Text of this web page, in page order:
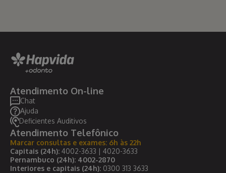
Atendimento On-line
Chat
Ajuda
Deficientes Auditivos
Atendimento Telefônico
Marcar consultas e exames: 6h às 22h
Capitais (24h): 4002-3633 | 4020-3633
Pernambuco (24h): 4002-2870
Interiores e capitais (24h): 0300 313 3633